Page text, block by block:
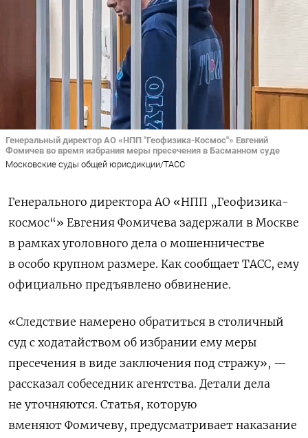
Генеральный директор АО «НПП "Геофизика-Космос"» Евгений
Фомичев во время избрания меры пресечения в Басманном суде
Московские суды общей юрисдикции/ТАСС
Генерального директора АО «НПП „Геофизика-
космос“» Евгения Фомичева задержали в Москве
в рамках уголовного дела о мошенничестве
в особо крупном размере. Как сообщает ТАСС, ему
официально предъявлено обвинение.
«Следствие намерено обратиться в столичный
суд с ходатайством об избрании ему меры
пресечения в виде заключения под стражу», —
рассказал собеседник агентства. Детали дела
не уточняются. Статья, которую
вменяют Фомичеву, предусматривает наказание